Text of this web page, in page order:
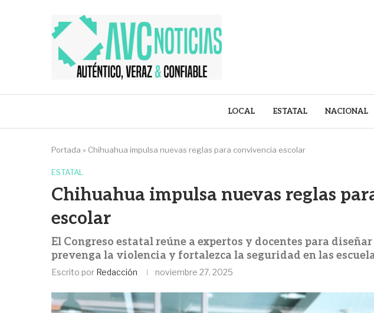
LOCAL ESTATAL NACIONAL
Portada » Chihuahua impulsa nuevas reglas para convivencia escolar
ESTATAL
Chihuahua impulsa nuevas reglas
escolar
El Congreso estatal reúne a expertos y docentes para
prevenga la violencia y fortalezca la seguridad en las
Escrito por Redacción noviembre 27, 2025